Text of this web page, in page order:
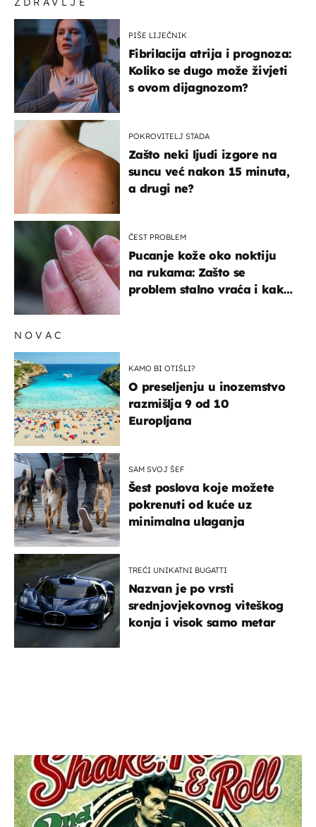
PIŠE LIJEČNIK
Fibrilacija atrija i prognoza:
Koliko se dugo može živjeti
s ovom dijagnozom?
POKROVITELJ STADA
Zašto neki ljudi izgore na
suncu već nakon 15 minuta,
a drugi ne?
ČEST PROBLEM
Pucanje kože oko noktiju
na rukama: Zašto se
problem stalno vraća i kako
NOVAC
KAMO BI OTIŠLI?
O preseljenju u inozemstvo
razmišlja 9 od 10
Europljana
SAM SVOJ ŠEF
Šest poslova koje možete
pokrenuti od kuće uz
minimalna ulaganja
TREĆI UNIKATNI BUGATTI
Nazvan je po vrsti
srednjovjekovnog viteškog
konja i visok samo metar